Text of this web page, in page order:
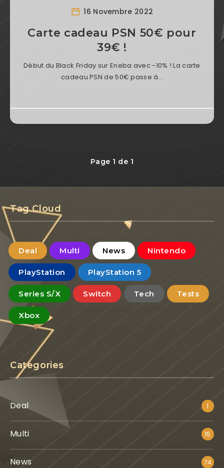
16 Novembre 2022
Carte cadeau PSN 50€ pour
39€ !
Début du Black Friday sur Eneba avec -10% ! La carte
cadeau PSN de 50€ passe à…
Page 1 de 1
Tag Cloud
Deal Multi News Nintendo
PlayStation PlayStation 5
Series S/X Switch Tech Tests
Xbox
Categories
Deal 1
Multi 15
News 74